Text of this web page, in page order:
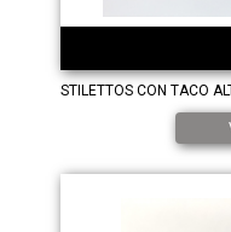
STILETTOS CON TACO